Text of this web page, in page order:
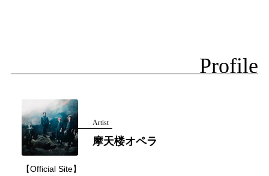
Profile
Artist
摩天楼オペラ
【Official Site】